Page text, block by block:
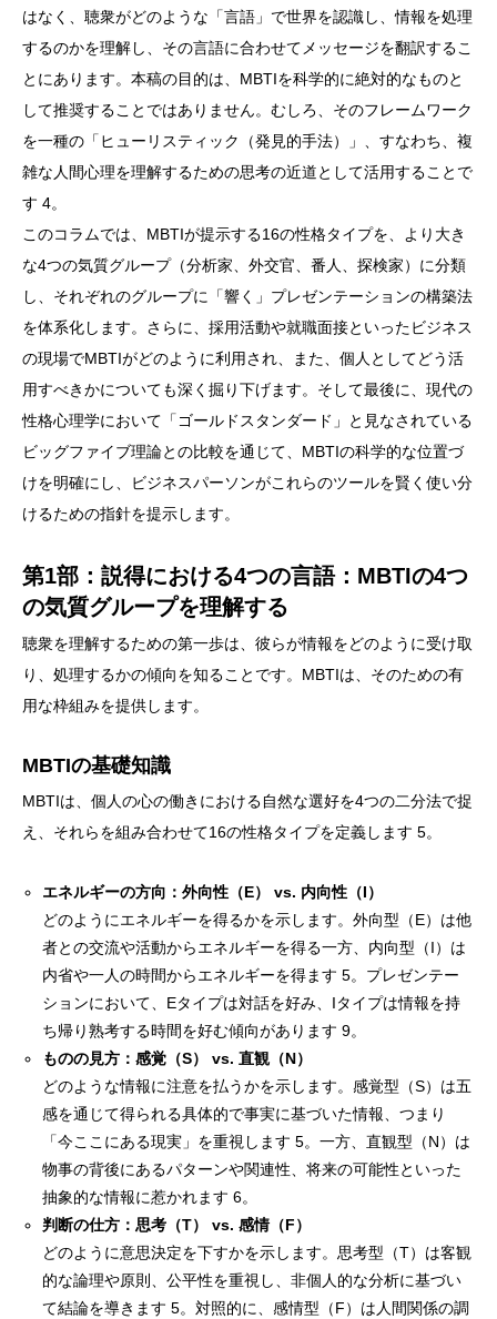
はなく、聴衆がどのような「言語」で世界を認識し、情報を処理
するのかを理解し、その言語に合わせてメッセージを翻訳するこ
とにあります。本稿の目的は、MBTIを科学的に絶対的なものと
して推奨することではありません。むしろ、そのフレームワーク
を一種の「ヒューリスティック（発見的手法）」、すなわち、複
雑な人間心理を理解するための思考の近道として活用することで
す 4。
このコラムでは、MBTIが提示する16の性格タイプを、より大き
な4つの気質グループ（分析家、外交官、番人、探検家）に分類
し、それぞれのグループに「響く」プレゼンテーションの構築法
を体系化します。さらに、採用活動や就職面接といったビジネス
の現場でMBTIがどのように利用され、また、個人としてどう活
用すべきかについても深く掘り下げます。そして最後に、現代の
性格心理学において「ゴールドスタンダード」と見なされている
ビッグファイブ理論との比較を通じて、MBTIの科学的な位置づ
けを明確にし、ビジネスパーソンがこれらのツールを賢く使い分
けるための指針を提示します。
第1部：説得における4つの言語：MBTIの4つ
の気質グループを理解する
聴衆を理解するための第一歩は、彼らが情報をどのように受け取
り、処理するかの傾向を知ることです。MBTIは、そのための有
用な枠組みを提供します。
MBTIの基礎知識
MBTIは、個人の心の働きにおける自然な選好を4つの二分法で捉
え、それらを組み合わせて16の性格タイプを定義します 5。
エネルギーの方向：外向性（E） vs. 内向性（I）
どのようにエネルギーを得るかを示します。外向型（E）は他
者との交流や活動からエネルギーを得る一方、内向型（I）は
内省や一人の時間からエネルギーを得ます 5。プレゼンテー
ションにおいて、Eタイプは対話を好み、Iタイプは情報を持
ち帰り熟考する時間を好む傾向があります 9。
ものの見方：感覚（S） vs. 直観（N）
どのような情報に注意を払うかを示します。感覚型（S）は五
感を通じて得られる具体的で事実に基づいた情報、つまり
「今ここにある現実」を重視します 5。一方、直観型（N）は
物事の背後にあるパターンや関連性、将来の可能性といった
抽象的な情報に惹かれます 6。
判断の仕方：思考（T） vs. 感情（F）
どのように意思決定を下すかを示します。思考型（T）は客観
的な論理や原則、公平性を重視し、非個人的な分析に基づい
て結論を導きます 5。対照的に、感情型（F）は人間関係の調